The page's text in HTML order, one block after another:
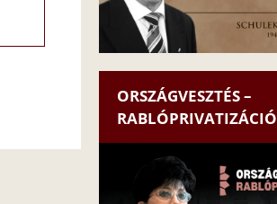
ORSZÁGVESZTÉS –
RABLÓPRIVATIZÁCIÓ